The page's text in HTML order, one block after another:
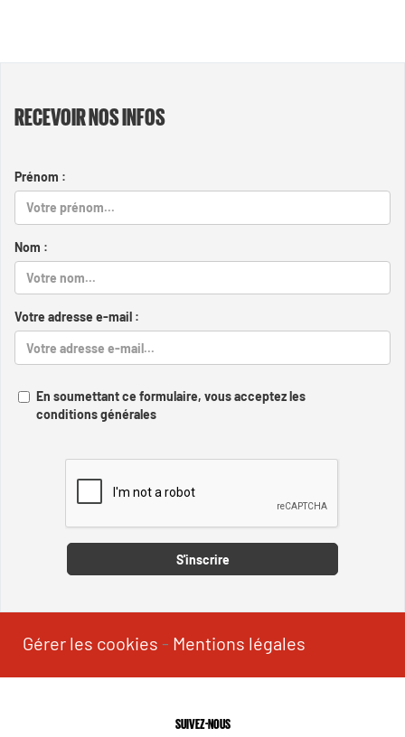
RECEVOIR NOS INFOS
Prénom :
Nom :
Votre adresse e-mail :
En soumettant ce formulaire, vous acceptez les
conditions générales
S'inscrire
Gérer les cookies - Mentions légales
SUIVEZ-NOUS